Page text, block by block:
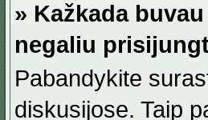
» Kažkada
negaliu
Pabandykite
diskusijose. Taip